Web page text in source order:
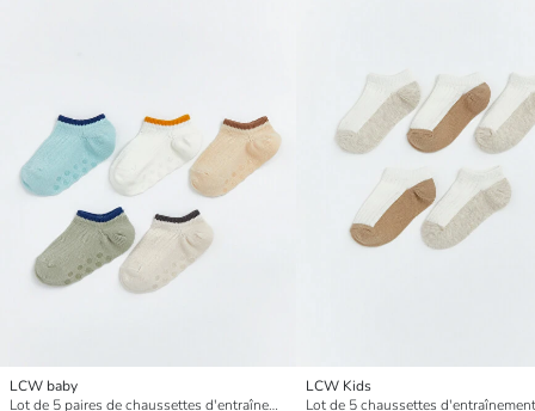
LCW baby
Lot de 5 paires de chaussettes d'entraînement pour bébé garçon
LCW Kids